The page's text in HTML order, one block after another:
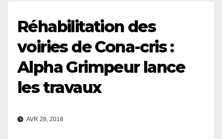
Réhabilitation des
voiries de Cona-cris :
Alpha Grimpeur lance
les travaux
AVR 28, 2018